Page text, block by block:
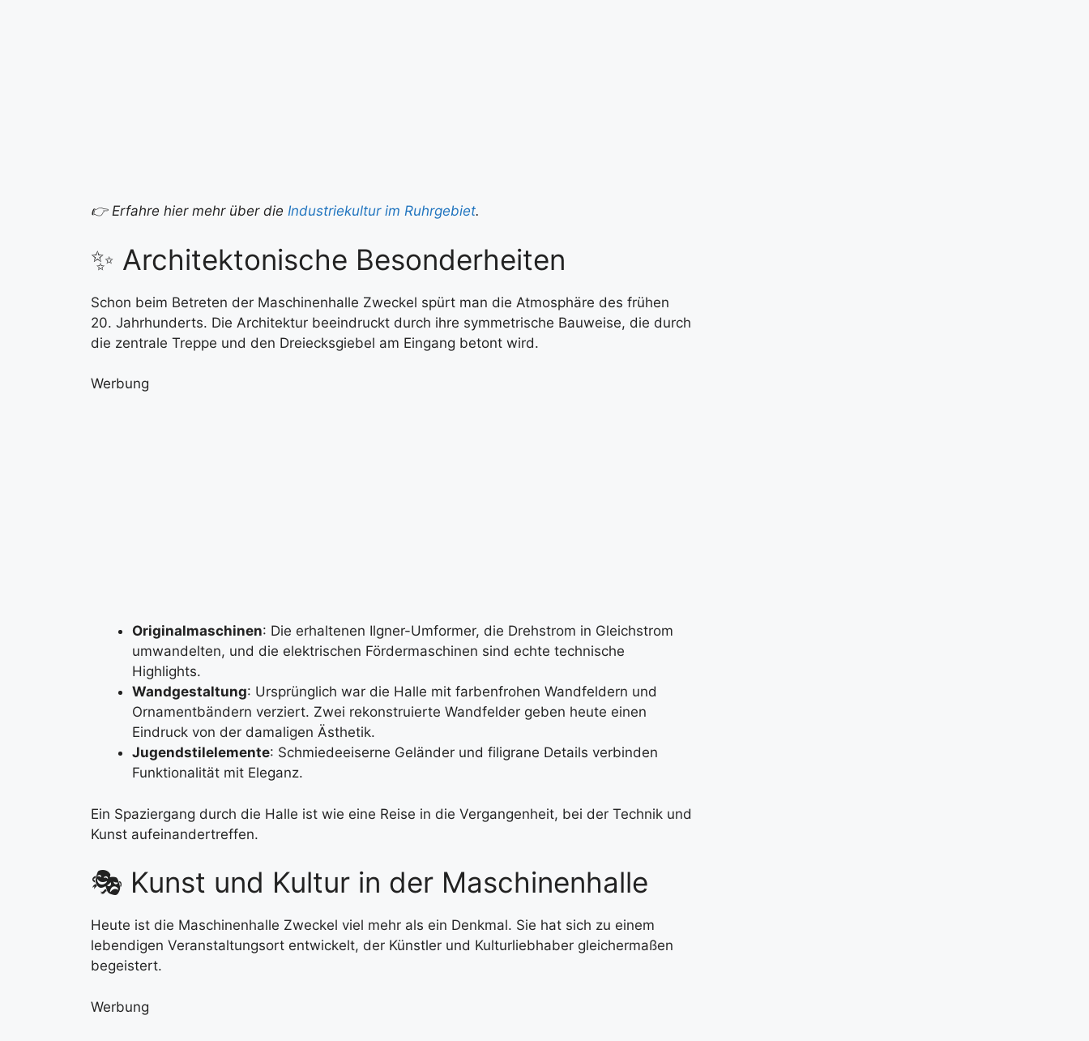
👉 Erfahre hier mehr über die Industriekultur im Ruhrgebiet.
✨ Architektonische Besonderheiten
Schon beim Betreten der Maschinenhalle Zweckel spürt man die Atmosphäre des frühen
20. Jahrhunderts. Die Architektur beeindruckt durch ihre symmetrische Bauweise, die durch
die zentrale Treppe und den Dreiecksgiebel am Eingang betont wird.
Werbung
Originalmaschinen: Die erhaltenen Ilgner-Umformer, die Drehstrom in Gleichstrom
umwandelten, und die elektrischen Fördermaschinen sind echte technische
Highlights.
Wandgestaltung: Ursprünglich war die Halle mit farbenfrohen Wandfeldern und
Ornamentbändern verziert. Zwei rekonstruierte Wandfelder geben heute einen
Eindruck von der damaligen Ästhetik.
Jugendstilelemente: Schmiedeeiserne Geländer und filigrane Details verbinden
Funktionalität mit Eleganz.
Ein Spaziergang durch die Halle ist wie eine Reise in die Vergangenheit, bei der Technik und
Kunst aufeinandertreffen.
🎭 Kunst und Kultur in der Maschinenhalle
Heute ist die Maschinenhalle Zweckel viel mehr als ein Denkmal. Sie hat sich zu einem
lebendigen Veranstaltungsort entwickelt, der Künstler und Kulturliebhaber gleichermaßen
begeistert.
Werbung